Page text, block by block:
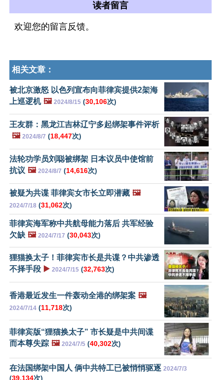
读者留言
欢迎您的留言反馈。
相关文章：
被北京激怒 以色列宣布向菲律宾提供2架海
上巡逻机 🖼️ 2024/8/15 (30,106次)
王友群：黑龙江吉林辽宁多起绑架事件评析
🖼️ 2024/8/7 (18,447次)
法轮功学员刘聪被绑架 日本议员中使馆前
抗议 🖼️ 2024/8/7 (14,616次)
被疑为共谍 菲律宾女市长立即潜藏 🖼️
2024/7/18 (31,062次)
菲律宾海军称中共航母能力落后 共军经验
欠缺 🖼️ 2024/7/17 (30,043次)
狸猫换太子！菲律宾市长是共谍？中共渗透
不择手段 ▶️ 2024/7/15 (32,763次)
香港最近发生一件轰动全港的绑架案 🖼️
2024/7/14 (11,718次)
菲律宾版“狸猫换太子” 市长疑是中共间谍
而本尊失踪 🖼️ 2024/7/5 (40,302次)
在法国绑架中国人 俩中共特工已被悄悄驱逐 2024/7/3
(39,134次)